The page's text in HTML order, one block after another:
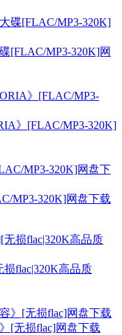
[FLAC/MP3-320K]网
》[FLAC/MP3-320K]
MP3-320K]网盘下载
flac|320K高品质
[无损flac]网盘下载